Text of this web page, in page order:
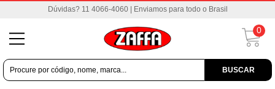
Dúvidas? 11 4066-4060 | Enviamos para todo o Brasil
BUSCAR
0